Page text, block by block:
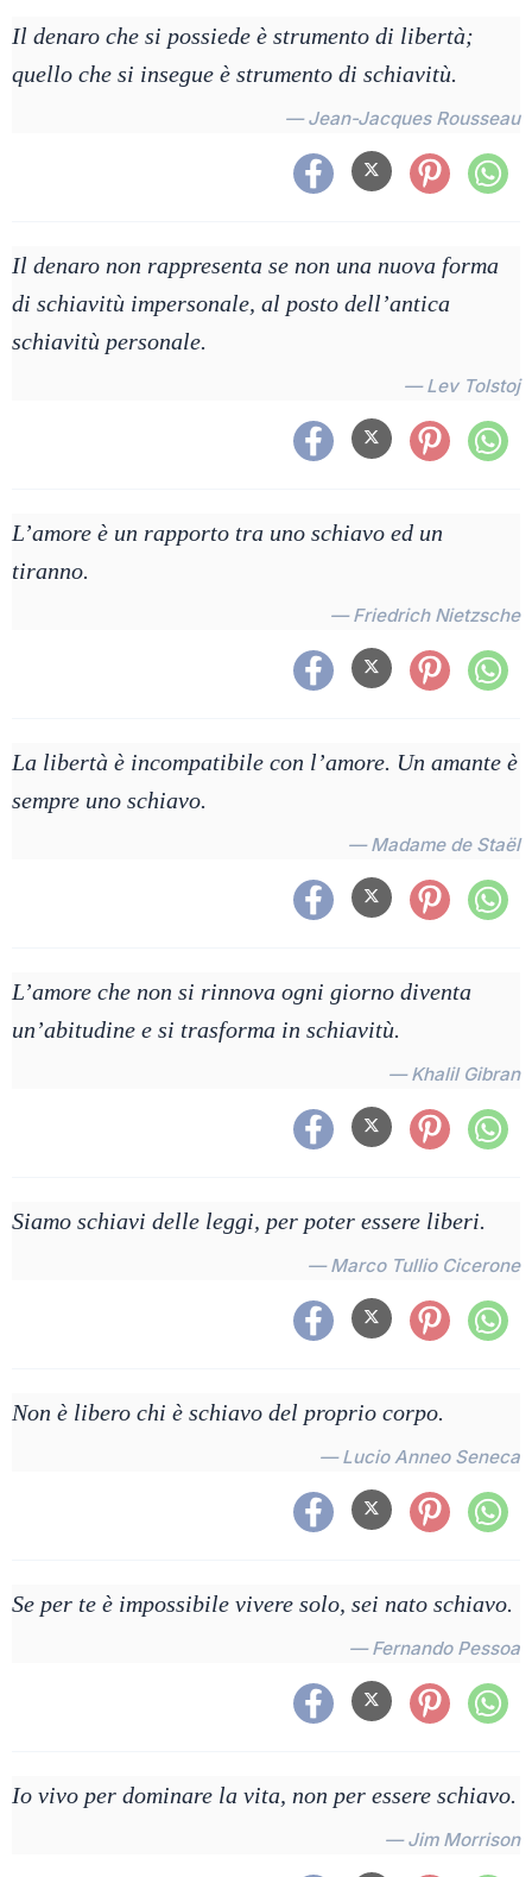
Il denaro che si possiede è strumento di libertà;
quello che si insegue è strumento di schiavitù.
— Jean-Jacques Rousseau
Il denaro non rappresenta se non una nuova forma
di schiavitù impersonale, al posto dell’antica
schiavitù personale.
— Lev Tolstoj
L’amore è un rapporto tra uno schiavo ed un
tiranno.
— Friedrich Nietzsche
La libertà è incompatibile con l’amore. Un amante è
sempre uno schiavo.
— Madame de Staël
L’amore che non si rinnova ogni giorno diventa
un’abitudine e si trasforma in schiavitù.
— Khalil Gibran
Siamo schiavi delle leggi, per poter essere liberi.
— Marco Tullio Cicerone
Non è libero chi è schiavo del proprio corpo.
— Lucio Anneo Seneca
Se per te è impossibile vivere solo, sei nato schiavo.
— Fernando Pessoa
Io vivo per dominare la vita, non per essere schiavo.
— Jim Morrison